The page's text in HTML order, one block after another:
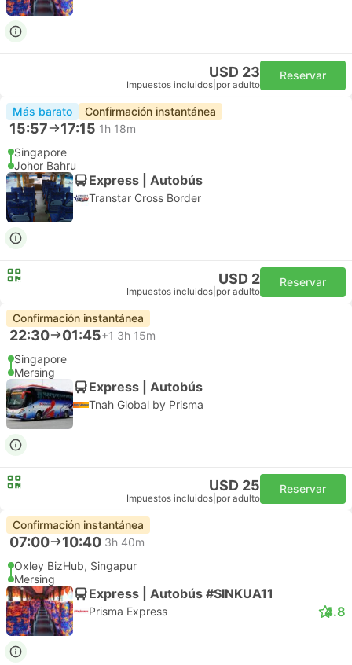
USD 23
Impuestos incluidos por adulto
Reservar
Más barato Confirmación instantánea
15:57 17:15 1h 18m
Singapore
Johor Bahru
Express | Autobús
Transtar Cross Border
USD 2
Impuestos incluidos por adulto
Reservar
Confirmación instantánea
22:30 01:45+1 3h 15m
Singapore
Mersing
Express | Autobús
Tnah Global by Prisma
USD 25
Impuestos incluidos por adulto
Reservar
Confirmación instantánea
07:00 10:40 3h 40m
Oxley BizHub, Singapur
Mersing
Express | Autobús #SINKUA11
Prisma Express 4.8